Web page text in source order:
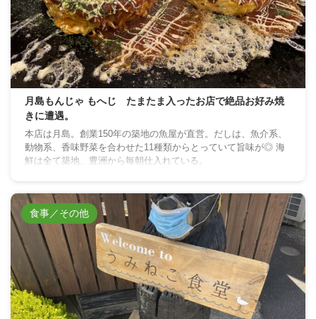
月島もんじゃ もへじ たまたま入ったお店で絶品お好み焼
きに遭遇。
本店は月島。創業150年の築地の魚屋が直営。だしは、魚介系、
動物系、香味野菜を合わせた11種類からとっていて旨味が◎ 海
鮮は全て築地、豊洲から毎朝仕入れている。
食事／その他